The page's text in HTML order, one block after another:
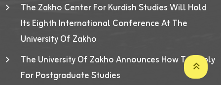
The Zakho Center For Kurdish Studies Will Hold
Its Eighth International Conference At The
University Of Zakho
The University Of Zakho Announces How To Apply
For Postgraduate Studies